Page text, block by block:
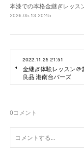
本漆での本格金継ぎレッ
2026.05.13 20:45
2022.11.25 21:51
金継ぎ体験レッスン＠
良品 港南台バーズ
0コメント